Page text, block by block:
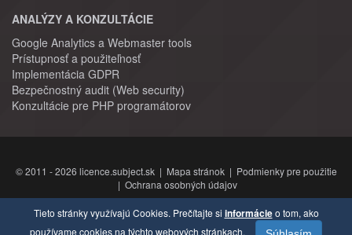
ANALÝZY A KONZULTÁCIE
Google Analytics a Webmaster tools
Prístupnosť a použiteľnosť
Implementácia GDPR
Bezpečnostný audit (Web security)
Konzultácie pre PHP programátorov
© 2011 - 2026 licence.subject.sk | Mapa stránok| Podmienky pre použitie
| Ochrana osobných údajov
Tieto stránky využívajú Cookies. Prečítajte si informácieo tom, ako
používame cookies na týchto webových stránkach.